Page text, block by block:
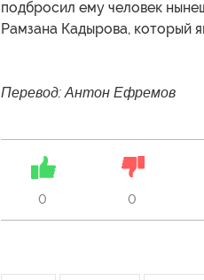
подбросил ему человек
Рамзана Кадырова, который
Перевод: Антон Ефремов
0 0